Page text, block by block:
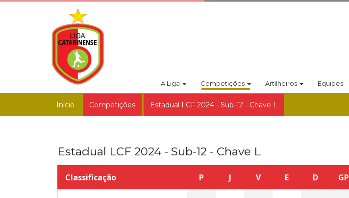
A Liga Competições Artilheiros Equipes
Início Competições Estadual LCF 2024 - Sub-12 - Chave L
Estadual LCF 2024 - Sub-12 - Chave L
Classificação P J V E D GP